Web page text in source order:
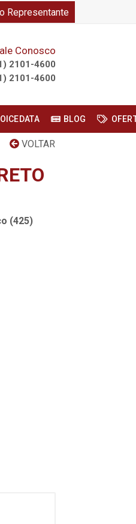
Representante
Conosco
2101-4600
2101-4600
BLOG
VOLTAR
(425)